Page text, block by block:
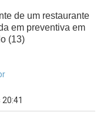
de um restaurante
em preventiva em
(13)